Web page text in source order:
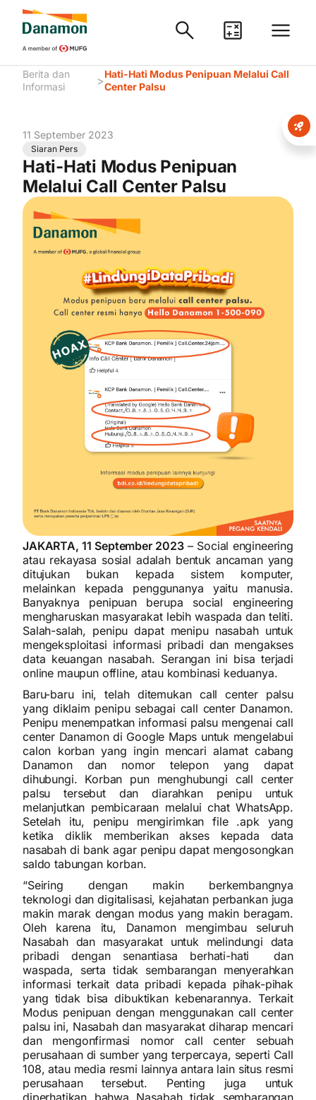
Berita dan
Informasi
>Hati-Hati Modus Penipuan Melalui Call
Center Palsu
11 September 2023
Siaran Pers
Hati-Hati Modus Penipuan
Melalui Call Center Palsu
JAKARTA, 11 September 2023– Social engineering
atau rekayasa sosial adalah bentuk ancaman yang
ditujukan bukan kepada sistem komputer,
melainkan kepada penggunanya yaitu manusia.
Banyaknya penipuan berupa social engineering
mengharuskan masyarakat lebih waspada dan teliti.
Salah-salah, penipu dapat menipu nasabah untuk
mengeksploitasi informasi pribadi dan mengakses
data keuangan nasabah. Serangan ini bisa terjadi
online maupun offline, atau kombinasi keduanya.
Baru-baru ini, telah ditemukan call center palsu
yang diklaim penipu sebagai call center Danamon.
Penipu menempatkan informasi palsu mengenai call
center Danamon di Google Maps untuk mengelabui
calon korban yang ingin mencari alamat cabang
Danamon dan nomor telepon yang dapat
dihubungi. Korban pun menghubungi call center
palsu tersebut dan diarahkan penipu untuk
melanjutkan pembicaraan melalui chat WhatsApp.
Setelah itu, penipu mengirimkan file .apk yang
ketika diklik memberikan akses kepada data
nasabah di bank agar penipu dapat mengosongkan
saldo tabungan korban.
“Seiring dengan makin berkembangnya
teknologi dan digitalisasi, kejahatan perbankan juga
makin marak dengan modus yang makin beragam.
Oleh karena itu, Danamon mengimbau seluruh
Nasabah dan masyarakat untuk melindungi data
pribadi dengan senantiasa berhati-hati dan
waspada, serta tidak sembarangan menyerahkan
informasi terkait data pribadi kepada pihak-pihak
yang tidak bisa dibuktikan kebenarannya. Terkait
Modus penipuan dengan menggunakan call center
palsu ini, Nasabah dan masyarakat diharap mencari
dan mengonfirmasi nomor call center sebuah
perusahaan di sumber yang terpercaya, seperti Call
108, atau media resmi lainnya antara lain situs resmi
perusahaan tersebut. Penting juga untuk
diperhatikan bahwa Nasabah tidak sembarangan